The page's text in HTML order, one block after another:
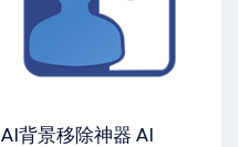
AI背景移除神器 AI